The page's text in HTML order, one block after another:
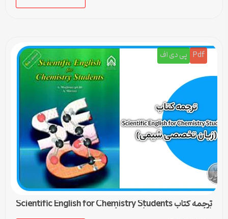
Pdf پی دی اف
ترجمه کتاب Scientific English for Chemistry Students
(زبان تخصصی شیمی) – درس 4